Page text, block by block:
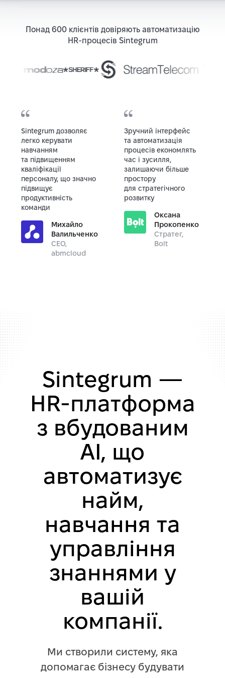
Понад 600 клієнтів довіряють автоматизацію
HR-процесів Sintegrum
Sintegrum дозволяє
легко керувати
навчанням
та підвищенням
кваліфікації
персоналу, що значно
підвищує
продуктивність
команди
Михайло
Валильченко
CEO,
abmcloud
Зручний інтерфейс
та автоматизація
процесів економлять
час і зусилля,
залишаючи більше
простору
для стратегічного
розвитку
Оксана
Прокопенко
Стратег,
Bolt
Sintegrum —
HR-платформа
з вбудованим
AI, що
автоматизує
найм,
навчання та
управління
знаннями у
вашій
компанії.
Ми створили систему, яка
допомагає бізнесу будувати